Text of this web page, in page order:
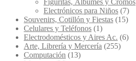
Electrónicos para Niños (7)
Souvenirs, Cotillón y Fiestas (15)
Celulares y Teléfonos (1)
Electrodomésticos y Aires Ac. (6)
Arte, Librería y Mercería (255)
Computación (13)